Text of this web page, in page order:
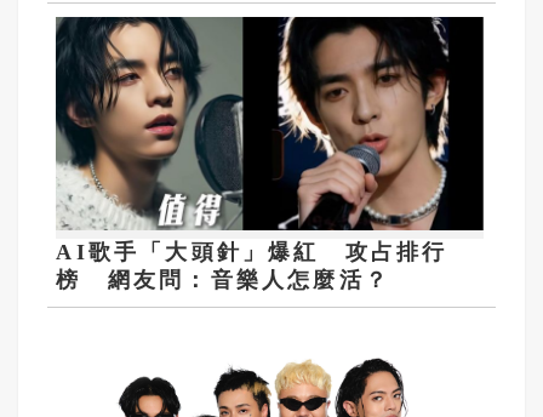
AI歌手「大頭針」爆紅 攻占排行
榜 網友問：音樂人怎麼活？